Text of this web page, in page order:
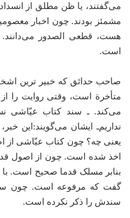
می‌گفتند، یا ظن مطلق از
مشمئز بودند. چون اخبار
هست، قطعی الصدور می‌دانند.
است.
صاحب حدائق که خبیر ترین
متأخرة است، وقتی روایت را
می‌کند. ـ‌ سند کتاب عیّاشی
نداریم‌ـ ایشان می‌گویند:‌این
یعنی چه؟ چون کتاب عیّاشی از
اخذ شده است. چون از اصول
بنابر مسلک قدما صحیح است. با
گفت که مرفوعه است. چون
سندش را ذکر نکرده است.